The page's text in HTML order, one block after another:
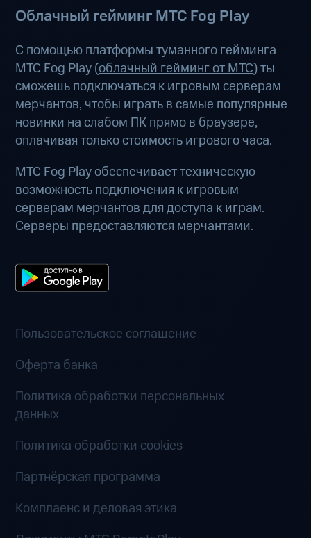
Облачный гейминг МТС Fog Play
С помощью платформы туманного гейминга
МТС Fog Play (облачный гейминг от МТС) ты
сможешь подключаться к игровым серверам
мерчантов, чтобы играть в самые популярные
новинки на слабом ПК прямо в браузере,
оплачивая только стоимость игрового часа.
МТС Fog Play обеспечивает техническую
возможность подключения к игровым
серверам мерчантов для доступа к играм.
Серверы предоставляются мерчантами.
Пользовательское соглашение
Оферта банка
Политика обработки персональных
данных
Политика обработки cookies
Партнёрская программа
Комплаенс и деловая этика